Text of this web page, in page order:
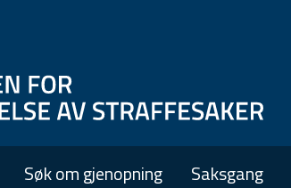
Søk om gjenopning Saksgang